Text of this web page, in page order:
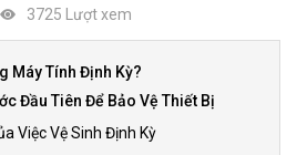
3725 Lượt xem
Máy Tính Định Kỳ?
Đầu Tiên Để Bảo Vệ Thiết Bị
Việc Vệ Sinh Định Kỳ